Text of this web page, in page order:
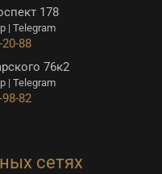
178
| Telegram
88
76к2
| Telegram
82
сетях